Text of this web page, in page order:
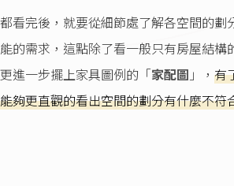
看完後，就要從細節處了解各空間的劃
的需求，這點除了看一般只有房屋結構
進一步擺上家具圖例的「家配圖 」， 有
夠更直觀的看出空間的劃分有什麼不符